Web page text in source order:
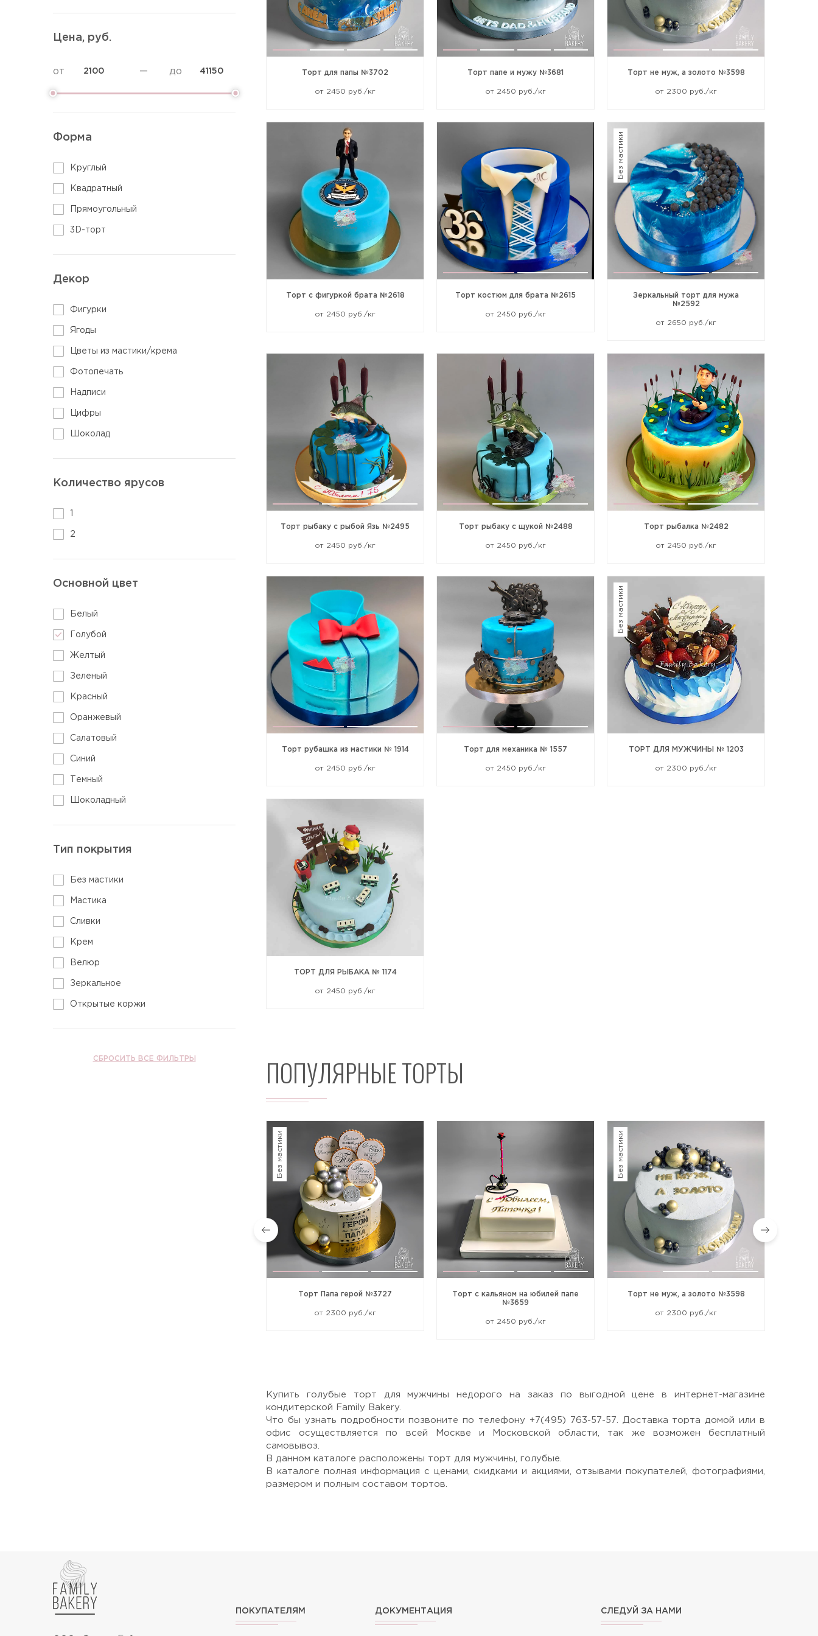
Торты без глютена
Постные торты
Цена, руб.
от — до
Форма
Круглый
Квадратный
Прямоугольный
3D-торт
Декор
Фигурки
Ягоды
Цветы из мастики/крема
Фотопечать
Надписи
Цифры
Шоколад
Количество ярусов
2
Основной цвет
Белый
Голубой
Желтый
Зеленый
Красный
Оранжевый
Салатовый
Синий
Темный
Шоколадный
Тип покрытия
Без мастики
Мастика
Сливки
Крем
Велюр
Зеркальное
Открытые коржи
СБРОСИТЬ ВСЕ ФИЛЬТРЫ
Торт для папы №3702
от 2450 руб./кг
Торт папе и мужу №3681
от 2450 руб./кг
Торт не муж, а золото №3598
от 2300 руб./кг
Торт с фигуркой брата №2618
от 2450 руб./кг
Торт костюм для брата №2615
от 2450 руб./кг
Без мастики
Зеркальный торт для мужа
№2592
от 2650 руб./кг
Торт рыбаку с рыбой Язь №2495
от 2450 руб./кг
Торт рыбаку с щукой №2488
от 2450 руб./кг
Торт рыбалка №2482
от 2450 руб./кг
Торт рубашка из мастики № 1914
от 2450 руб./кг
Торт для механика № 1557
от 2450 руб./кг
Без мастики
ТОРТ ДЛЯ МУЖЧИНЫ № 1203
от 2300 руб./кг
ТОРТ ДЛЯ РЫБАКА № 1174
от 2450 руб./кг
ПОПУЛЯРНЫЕ ТОРТЫ
Без мастики
Торт Папа герой №3727
от 2300 руб./кг
Торт с кальяном на юбилей папе
№3659
от 2450 руб./кг
Без мастики
Торт не муж, а золото №3598
от 2300 руб./кг
Купить голубые торт для мужчины недорого на заказ по выгодной цене в интернет-магазине
кондитерской Family Bakery.
Что бы узнать подробности позвоните по телефону +7(495) 763-57-57. Доставка торта домой или в
офис осуществляется по всей Москве и Московской области, так же возможен бесплатный
самовывоз.
В данном каталоге расположены торт для мужчины, голубые.
В каталоге полная информация с ценами, скидками и акциями, отзывами покупателей, фотографиями,
размером и полным составом тортов.
Прикрепить файл или фото
ПОКУПАТЕЛЯМ ДОКУМЕНТАЦИЯ СЛЕДУЙ ЗА НАМИ